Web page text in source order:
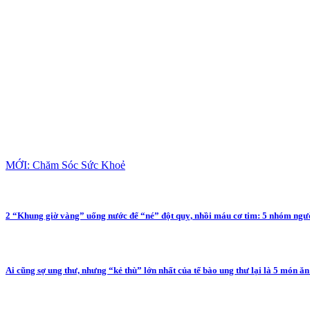
MỚI: Chăm Sóc Sức Khoẻ
2 “Khung giờ vàng” uống nước để “né” đột quỵ, nhồi máu cơ tim: 5 nhóm
Ai cũng sợ ung thư, nhưng “kẻ thù” lớn nhất của tế bào ung thư lại là 5 món